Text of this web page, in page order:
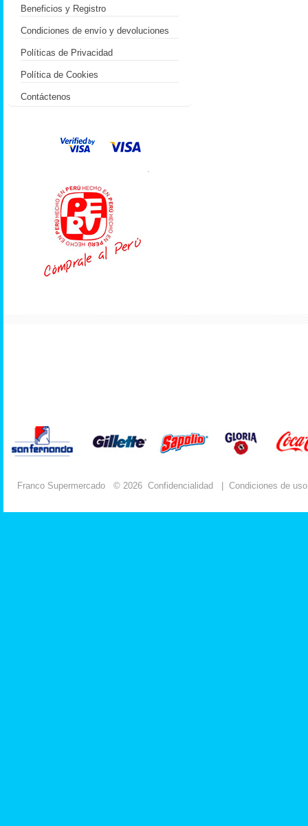
Beneficios y Registro
Condiciones de envío y devoluciones
Políticas de Privacidad
Política de Cookies
Contáctenos
.
Franco Supermercado © 2026 Confidencialidad Condiciones de uso